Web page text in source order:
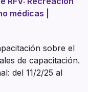
médicas |
sobre el
de capacitación.
del 11/2/25 al